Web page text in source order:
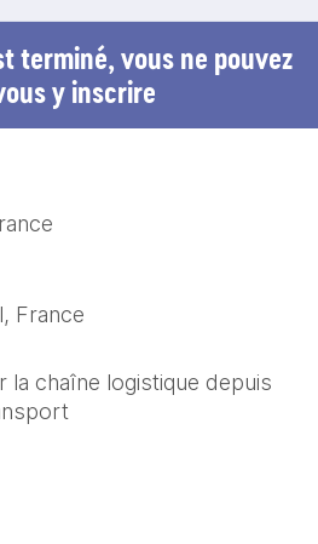
terminé, vous ne pouvez
y inscrire
France
chaîne logistique depuis